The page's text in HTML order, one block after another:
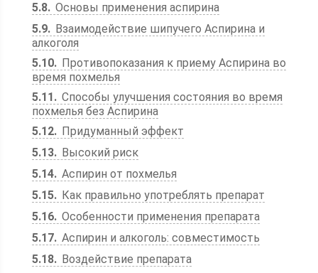
5.8 Основы применения аспирина
5.9
Взаимодействие шипучего Аспирина и
алкоголя
5.10
Противопоказания к приему Аспирина во
время похмелья
5.11
Способы улучшения состояния во время
похмелья без Аспирина
5.12
Придуманный эффект
5.13
Высокий риск
5.14 Аспирин от похмелья
5.15
Как правильно употреблять препарат
5.16 Особенности применения препарата
5.17 Аспирин и алкоголь: совместимость
5.18
Воздействие препарата